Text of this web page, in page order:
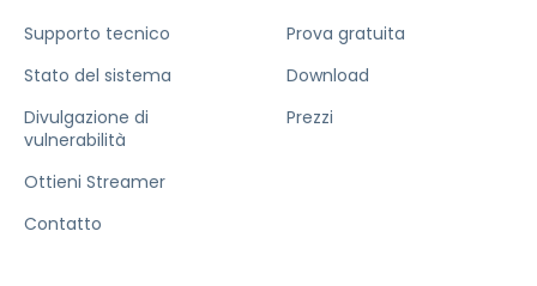
Supporto tecnico
Stato del sistema
Divulgazione di
vulnerabilità
Ottieni Streamer
Contatto
Prova gratuita
Download
Prezzi